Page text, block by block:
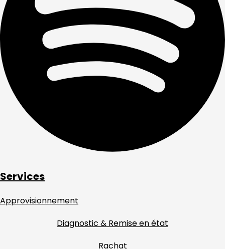
Services
Approvisionnement
Diagnostic & Remise en état
Rachat